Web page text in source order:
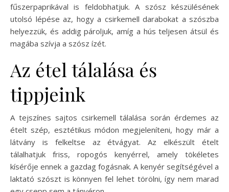
fűszerpaprikával is feldobhatjuk. A szósz készülésének
utolsó lépése az, hogy a csirkemell darabokat a szószba
helyezzük, és addig pároljuk, amíg a hús teljesen átsül és
magába szívja a szósz ízét.
Az étel tálalása és
tippjeink
A tejszínes sajtos csirkemell tálalása során érdemes az
ételt szép, esztétikus módon megjeleníteni, hogy már a
látvány is felkeltse az étvágyat. Az elkészült ételt
tálalhatjuk friss, ropogós kenyérrel, amely tökéletes
kísérője ennek a gazdag fogásnak. A kenyér segítségével a
laktató szószt is könnyen fel lehet törölni, így nem marad